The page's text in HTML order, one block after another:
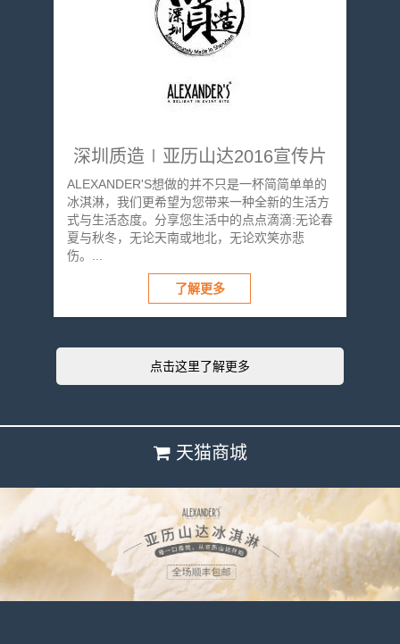
深圳质造∣亚历山达2016宣传片
ALEXANDER'S想做的并不只是一杯简简单单的
冰淇淋，我们更希望为您带来一种全新的生活方
式与生活态度。分享您生活中的点点滴滴:无论春
夏与秋冬，无论天南或地北，无论欢笑亦悲
伤。...
了解更多
点击这里了解更多
天猫商城